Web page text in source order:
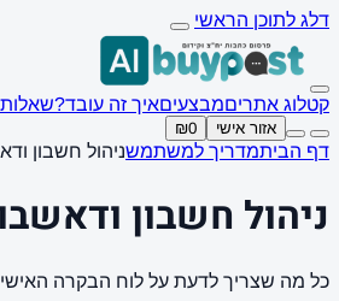
דלג לתוכן הראשי
קטלוג אתריםמבצעיםאיך זה עובד?
אזור אישי ₪0
דף הביתמדריך למשתמשניהול חשבון
ניהול חשבון
כל מה שצריך לדעת על לוח הבקרה האישי